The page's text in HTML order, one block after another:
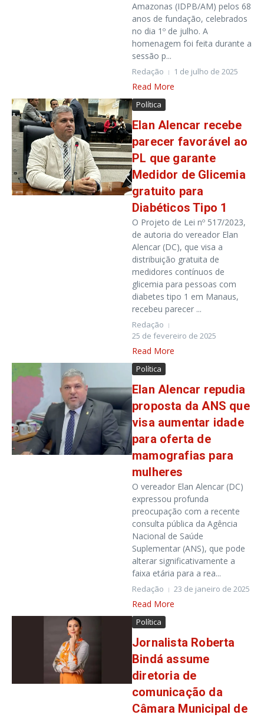
Amazonas (IDPB/AM) pelos 68
anos de fundação, celebrados
no dia 1º de julho. A
homenagem foi feita durante a
sessão p...
Redação 1 de julho de 2025
Read More
Política
Elan Alencar recebe
parecer favorável ao
PL que garante
Medidor de Glicemia
gratuito para
Diabéticos Tipo 1
O Projeto de Lei nº 517/2023,
de autoria do vereador Elan
Alencar (DC), que visa a
distribuição gratuita de
medidores contínuos de
glicemia para pessoas com
diabetes tipo 1 em Manaus,
recebeu parecer ...
Redação
25 de fevereiro de 2025
Read More
Política
Elan Alencar repudia
proposta da ANS que
visa aumentar idade
para oferta de
mamografias para
mulheres
O vereador Elan Alencar (DC)
expressou profunda
preocupação com a recente
consulta pública da Agência
Nacional de Saúde
Suplementar (ANS), que pode
alterar significativamente a
faixa etária para a rea...
Redação 23 de janeiro de 2025
Read More
Política
Jornalista Roberta
Bindá assume
diretoria de
comunicação da
Câmara Municipal de